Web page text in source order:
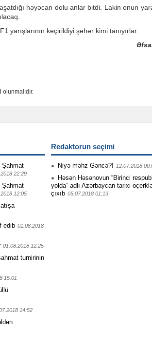
həyəcan dolu anlar bitdi. Lakin onun
yarışlarının keçirildiyi şəhər kimi tanıyırlar.
Şahmat
22:29
Şahmat
12:05
edib 01.08.2018
01.08.2018 12:25
turnirinin
15:01
14:52
Redaktorun seçimi
Niyə məhz Gəncə?! 12.07.2018
Həsən Həsənovun “Birinci
yolda” adlı Azərbaycan tarixi
çıxıb 05.07.2018 01:13